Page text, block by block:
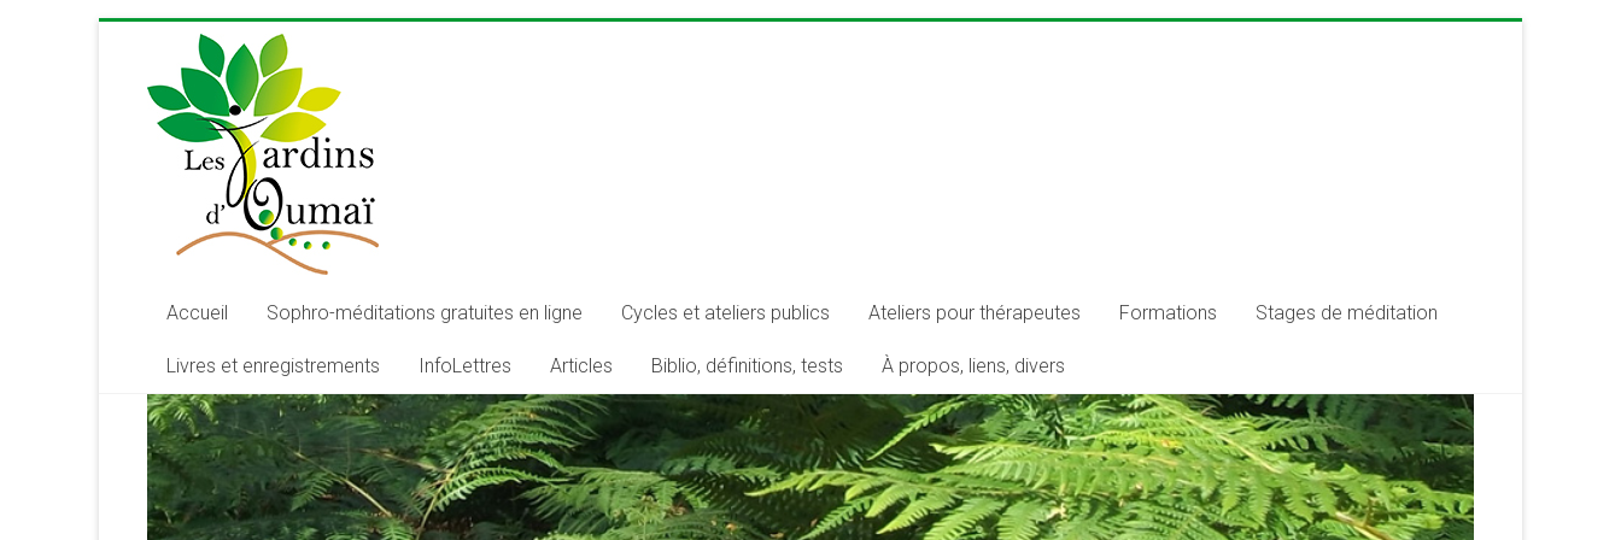
content
Les
Jardins
d'Oumaï
d'épanouissement
de
conscience
et
de
développement
la
Accueil Sophro-méditations gratuites en ligne Cycles et ateliers publics Ateliers pour thérapeutes Formations Stages de méditation
Livres et enregistrements InfoLettres Articles Biblio, définitions, tests À propos, liens, divers